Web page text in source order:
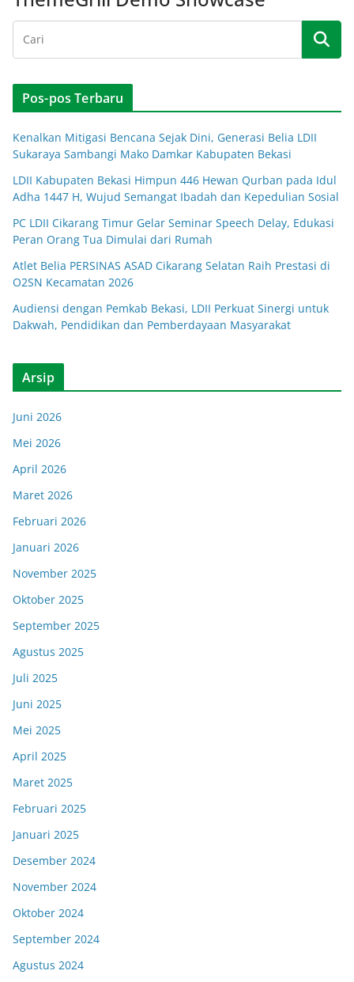
Pos-pos Terbaru
Kenalkan Mitigasi Bencana Sejak Dini, Generasi Belia LDII
Sukaraya Sambangi Mako Damkar Kabupaten Bekasi
LDII Kabupaten Bekasi Himpun 446 Hewan Qurban pada Idul
Adha 1447 H, Wujud Semangat Ibadah dan Kepedulian Sosial
PC LDII Cikarang Timur Gelar Seminar Speech Delay, Edukasi
Peran Orang Tua Dimulai dari Rumah
Atlet Belia PERSINAS ASAD Cikarang Selatan Raih Prestasi di
O2SN Kecamatan 2026
Audiensi dengan Pemkab Bekasi, LDII Perkuat Sinergi untuk
Dakwah, Pendidikan dan Pemberdayaan Masyarakat
Arsip
Juni 2026
Mei 2026
April 2026
Maret 2026
Februari 2026
Januari 2026
November 2025
Oktober 2025
September 2025
Agustus 2025
Juli 2025
Juni 2025
Mei 2025
April 2025
Maret 2025
Februari 2025
Januari 2025
Desember 2024
November 2024
Oktober 2024
September 2024
Agustus 2024